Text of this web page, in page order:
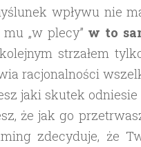
wpływu nie
„w plecy” w to
strzałem
racjonalności
jaki skutek
że jak go
zdecyduje, że